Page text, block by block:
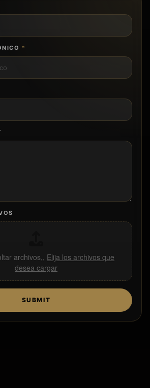
archivos,, Elija los archivos que
desea cargar
SUBMIT